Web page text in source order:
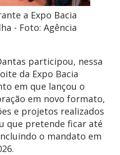
a Expo Bacia
- Foto: Agência
participou, nessa
da Expo Bacia
em que lançou o
em novo formato,
e projetos realizados
que pretende ficar até
o mandato em